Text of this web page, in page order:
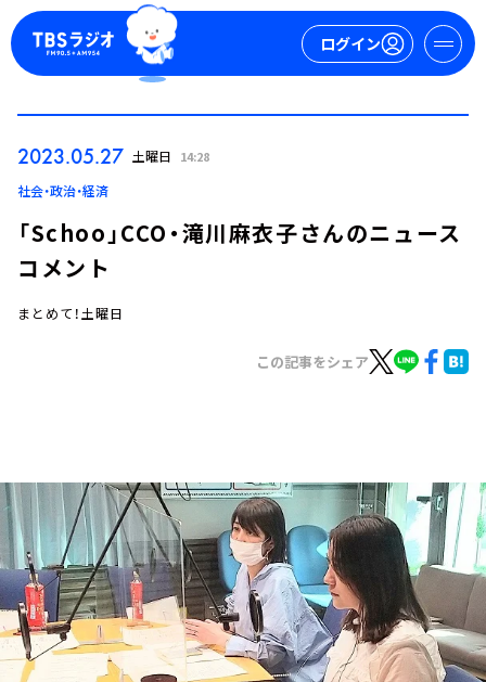
ログイン
お知らせ
イベント・グッズ
YouTube
会社情報
2023.05.27 土曜日 14:28
社会・政治・経済
「Schoo」CCO・滝川麻衣子さんのニュース
コメント
まとめて！土曜日
この記事をシェア